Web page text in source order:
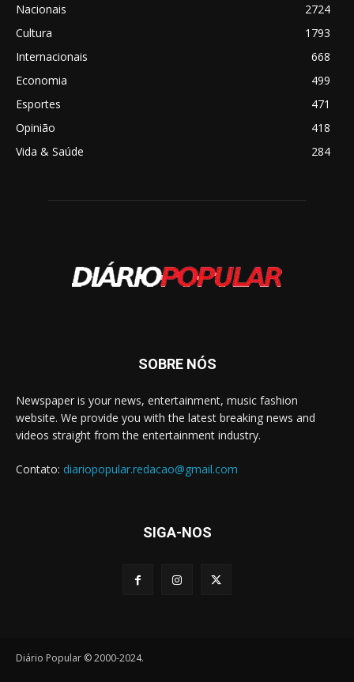
Nacionais
2724
Cultura
1793
Internacionais
668
Economia
499
Esportes
471
Opinião
418
Vida & Saúde
284
SOBRE NÓS
Newspaper is your news, entertainment, music fashion
website. We provide you with the latest breaking news and
videos straight from the entertainment industry.
Contato: diariopopular.redacao@gmail.com
SIGA-NOS
Diário Popular © 2000-2024.